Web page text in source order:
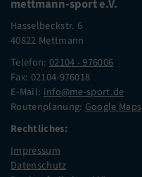
mettmann-sport e.V.
Hasselbeckstr. 6
40822 Mettmann
Telefon: 02104 - 976006
Fax: 02104-976018
E-Mail: info@me-sport.de
Routenplanung: Google Maps
Rechtliches:
Impressum
Datenschutz